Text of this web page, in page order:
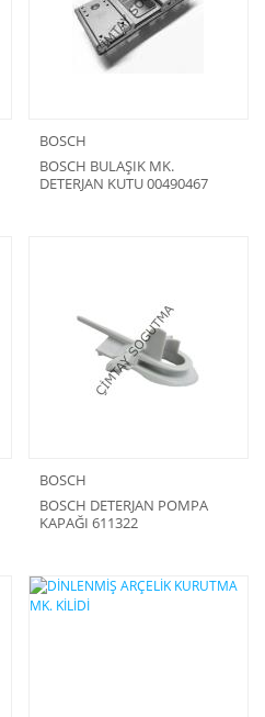
BOSCH
BOSCH BULAŞIK MK.
DETERJAN KUTU 00490467
BOSCH
BOSCH DETERJAN POMPA
KAPAĞI 611322